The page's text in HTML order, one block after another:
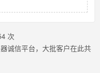
次
诚信平台，大批客户在此共